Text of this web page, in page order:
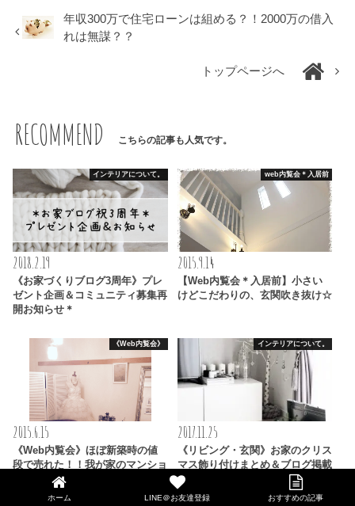
年収300万で住宅ローンは組める？！2000万の借入
れは無謀？？
トップページへ
RECOMMEND こちらの記事も人気です。
インテリアについて。
2018.2.19
《お家づくりブログ3周年》プレ
ゼント企画＆コミュニティ募集再
開お知らせ＊
web内覧会＊入居前
2015.9.14
【Web内覧会＊入居前】小さい
けどこだわりの、玄関吹き抜け☆
《Web内覧会》
2015.6.15
《Web内覧会》ほぼ新築時の値
段で売れた！！我が家のマンショ
ン初公開☆
インテリアについて。
2017.11.25
《リビング・玄関》お家のクリス
マス飾り付けまとめ＆ブログ掲載
のご報告♪
ホーム LINE＠お友達登録 おすすめの記事
LINE@